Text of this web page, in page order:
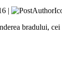
|
bradului,